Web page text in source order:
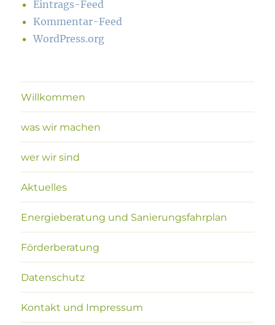
Eintrags-Feed
Kommentar-Feed
WordPress.org
Willkommen
was wir machen
wer wir sind
Aktuelles
Energieberatung und Sanierungsfahrplan
Förderberatung
Datenschutz
Kontakt und Impressum